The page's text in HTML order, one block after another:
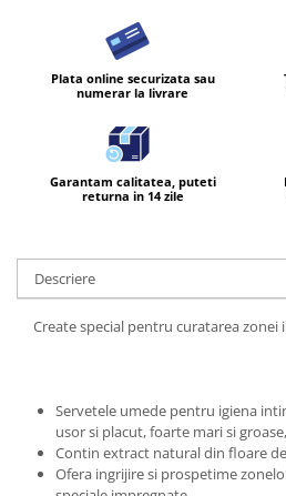
Saci Menajeri
Servetele Umede Multisuprfete
Ingrijirea corpului
Bureti/Perie
Gel de dus
Igiena orala
Ingrijire intima
Sapunuri
Spuma de baie
Ingrijirea parului
Plata online securizata sau
numerar la livrare
Garantam calitatea, puteti
returna in 14 zile
Descriere
Create special pentru curatarea zonei
Servetele umede pentru igiena
usor si placut, foarte mari si
Contin extract natural din floare
Ofera ingrijire si prospetime